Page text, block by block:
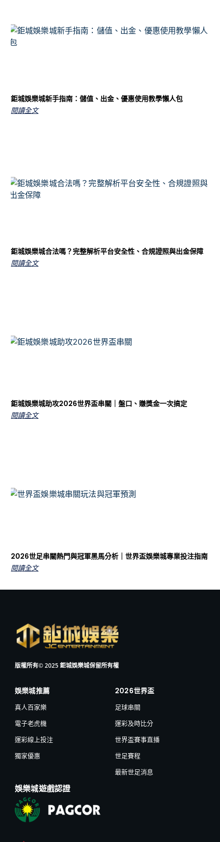
鉅城娛樂城新手指南：儲值、出金、優惠使用教學懶人包
閱讀全文
鉅城娛樂城合法嗎？完整解析平台安全性、合規證照與出金保障
閱讀全文
鉅城娛樂城助攻2026世界盃串關｜盤口、賺獎金一次搞定
閱讀全文
2026世足串關熱門與冠軍黑馬分析｜世界盃娛樂城專業投注指南
閱讀全文
版權所有© 2025 鉅城娛樂城保留所有權
娛樂城推薦
真人百家樂
電子老虎機
運彩線上投注
獨家優惠
2026世界盃
足球串關
運彩及時比分
世界盃賽事直播
世足賽程
最新世足消息
娛樂城遊戲認證